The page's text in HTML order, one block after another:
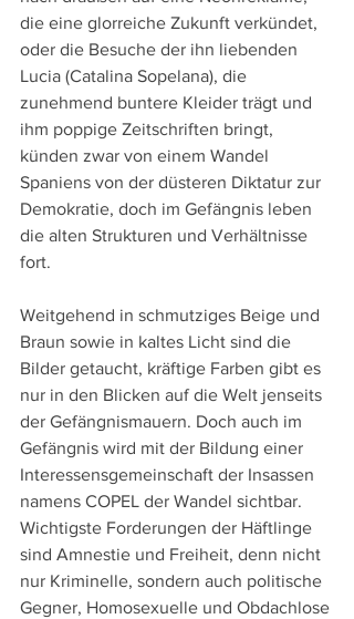
die eine glorreiche Zukunft verkündet,
oder die Besuche der ihn liebenden
Lucia (Catalina Sopelana), die
zunehmend buntere Kleider trägt und
ihm poppige Zeitschriften bringt,
künden zwar von einem Wandel
Spaniens von der düsteren Diktatur zur
Demokratie, doch im Gefängnis leben
die alten Strukturen und Verhältnisse
fort.
Weitgehend in schmutziges Beige und
Braun sowie in kaltes Licht sind die
Bilder getaucht, kräftige Farben gibt es
nur in den Blicken auf die Welt jenseits
der Gefängnismauern. Doch auch im
Gefängnis wird mit der Bildung einer
Interessensgemeinschaft der Insassen
namens COPEL der Wandel sichtbar.
Wichtigste Forderungen der Häftlinge
sind Amnestie und Freiheit, denn nicht
nur Kriminelle, sondern auch politische
Gegner, Homosexuelle und Obdachlose